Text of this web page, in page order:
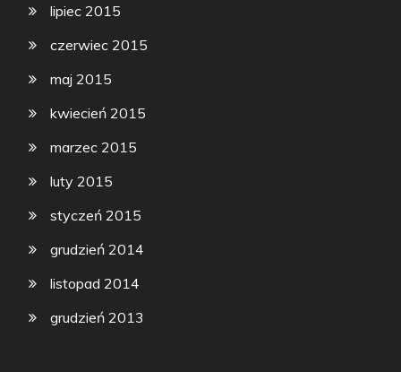
lipiec 2015
czerwiec 2015
maj 2015
kwiecień 2015
marzec 2015
luty 2015
styczeń 2015
grudzień 2014
listopad 2014
grudzień 2013